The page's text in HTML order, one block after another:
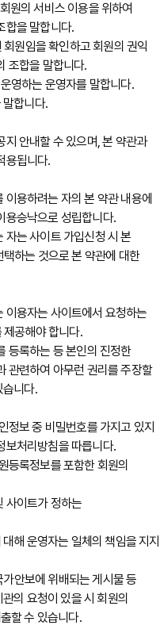
원의 서비스 이용을 위하여
합을 말합니다.
원임을 확인하고 회원의 권익
조합을 말합니다.
영하는 운영자를 말합니다.
합니다.
안내할 수 있으며, 본 약관과
용됩니다.
용하려는 자의 본 약관 내용에
용승낙으로 성립합니다.
는 사이트 가입신청 시 본
하는 것으로 본 약관에 대한
용자는 사이트에서 요청하는
공해야 합니다.
등록하는 등 본인의 진정한
관련하여 아무런 권리를 주장할
습니다.
정보 중 비밀번호를 가지고 있지
보처리방침을 따릅니다.
등록정보를 포함한 회원의
사이트가 정하는
해 운영자는 일체의 책임을 지지
안보에 위배되는 게시물 등
의 요청이 있을 시 회원의
할 수 있습니다.